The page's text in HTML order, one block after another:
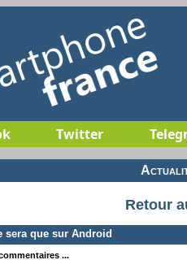
Twitter
Retour
sera que sur Android
...